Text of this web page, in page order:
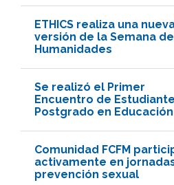
ETHICS realiza una
versión de la Semana
Humanidades
Se realizó el Primer
Encuentro de
Postgrado en Educación
Comunidad FCFM
activamente en
prevención sexual